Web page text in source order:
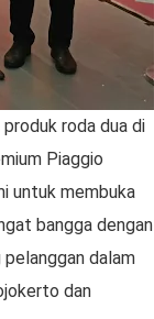
roda dua di
Piaggio
untuk membuka
bangga dengan
dalam
dan